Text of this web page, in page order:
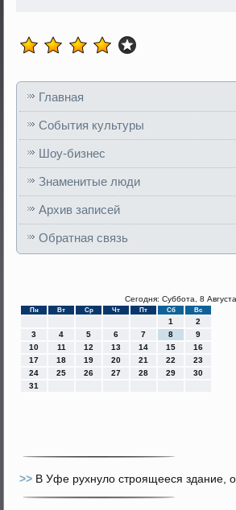
Главная
События культуры
Шоу-бизнес
Знаменитые люди
Архив записей
Обратная связь
Сегодня: Суббота, 8 Августа
Пн Вт Ср Чт Пт Сб Вс
1
2
3
4 5 6 7 8
9
10
11 12 13 14 15
16
17
18 19 20 21 22
23
24
25 26 27 28 29
30
31
>> В Уфе рухнуло строящееся здание,